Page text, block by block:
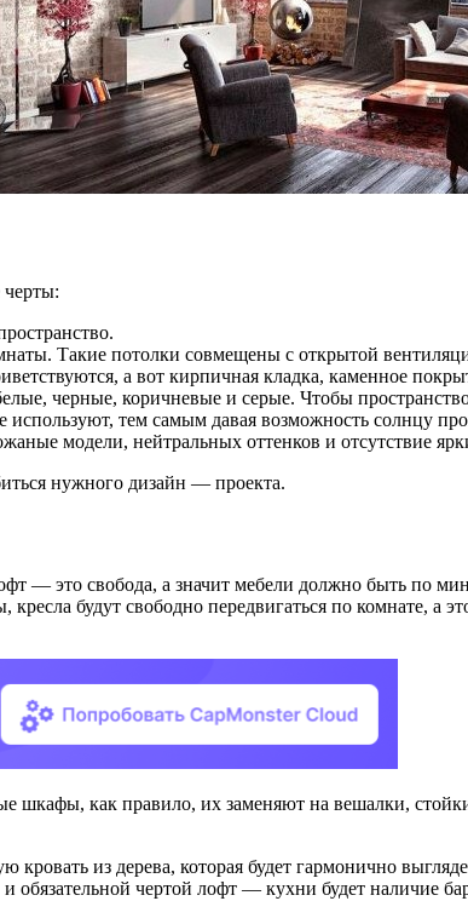
Такие потолки совмещены с открытой
а вот кирпичная кладка, каменное
черные, коричневые и серые. Чтобы
тем самым давая возможность солнцу
модели, нейтральных оттенков и отсутствие
нужного дизайн — проекта.
— это свобода, а значит мебели должно быть по
кресла будут свободно передвигаться по комнате,
шкафы, как правило, их заменяют на вешалки,
кровать из дерева, которая будет гармонично
обязательной чертой лофт — кухни будет наличие